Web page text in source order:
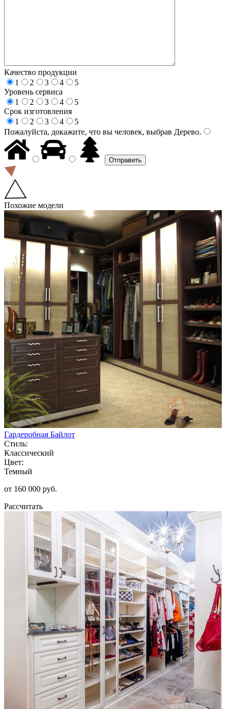
Качество продукции
1
2 3 4
5
Уровень сервиса
1
2 3 4
5
Срок изготовления
1
2 3 4
5
Пожалуйста, докажите, что вы человек, выбрав Дерево.
Похожие модели
Гардеробная Байлот
Стиль:
Классический
Цвет:
Темный
от 160 000 руб.
Рассчитать